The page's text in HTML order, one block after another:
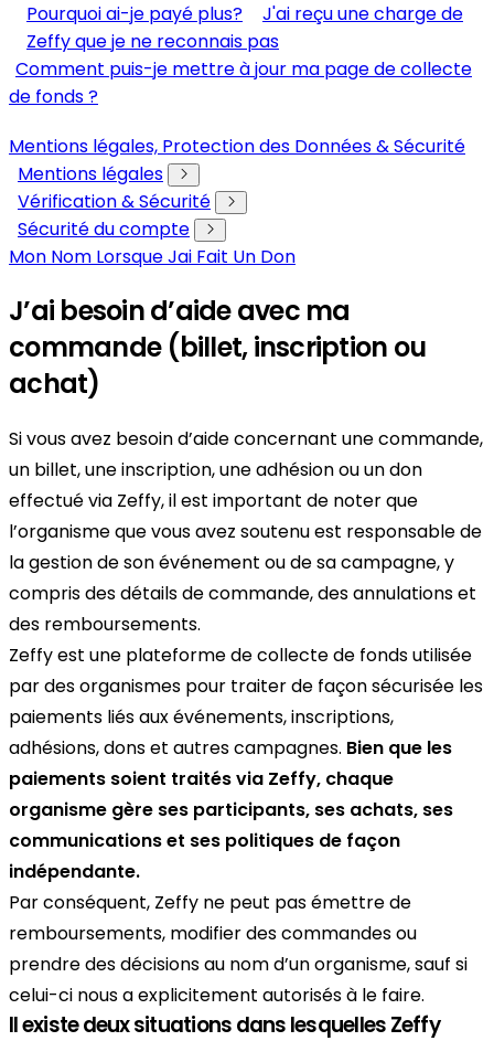
Pourquoi ai-je payé plus?
J'ai reçu une charge de
Zeffy que je ne reconnais pas
Comment puis-je mettre à jour ma page de collecte
de fonds ?
Mentions légales, Protection des Données & Sécurité
Mentions légales
Vérification & Sécurité
Sécurité du compte
Mon Nom Lorsque Jai Fait Un Don
J’ai besoin d’aide avec ma
commande (billet, inscription ou
achat)
Si vous avez besoin d’aide concernant une commande,
un billet, une inscription, une adhésion ou un don
effectué via Zeffy, il est important de noter que
l’organisme que vous avez soutenu est responsable de
la gestion de son événement ou de sa campagne, y
compris des détails de commande, des annulations et
des remboursements.
Zeffy est une plateforme de collecte de fonds utilisée
par des organismes pour traiter de façon sécurisée les
paiements liés aux événements, inscriptions,
adhésions, dons et autres campagnes. Bien que les
paiements soient traités via Zeffy, chaque
organisme gère ses participants, ses achats, ses
communications et ses politiques de façon
indépendante.
Par conséquent, Zeffy ne peut pas émettre de
remboursements, modifier des commandes ou
prendre des décisions au nom d’un organisme, sauf si
celui-ci nous a explicitement autorisés à le faire.
Il existe deux situations dans lesquelles Zeffy